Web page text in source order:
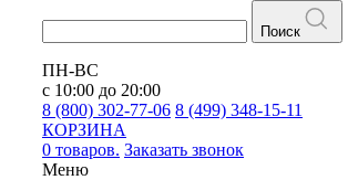
Поиск
ПН-ВС
с 10:00 до 20:00
8 (800) 302-77-06 8 (499) 348-15-11
КОРЗИНА
0 товаров. Заказать звонок
Меню